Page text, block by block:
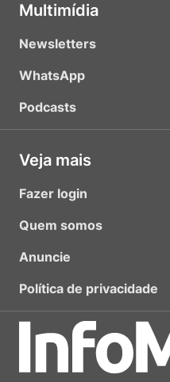
Multimídia
Newsletters
WhatsApp
Podcasts
Veja mais
Fazer login
Quem somos
Anuncie
Política de privacidade